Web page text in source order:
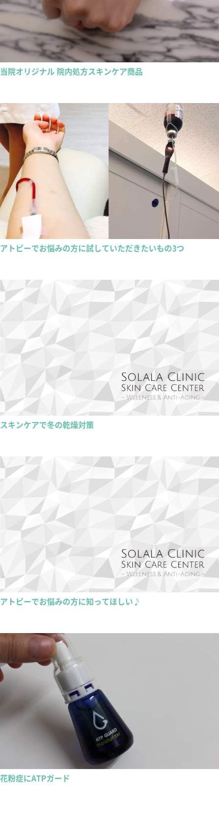
当院オリジナル 院内処方スキンケア商品
アトピーでお悩みの方に試していただきたいもの3つ
スキンケアで冬の乾燥対策
アトピーでお悩みの方に知ってほしい♪
花粉症にATPガード